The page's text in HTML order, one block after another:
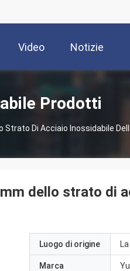
Video Notizie
Prodotti
Di Acciaio Inossidabile
dello strato di
Luogo di origine
Marca